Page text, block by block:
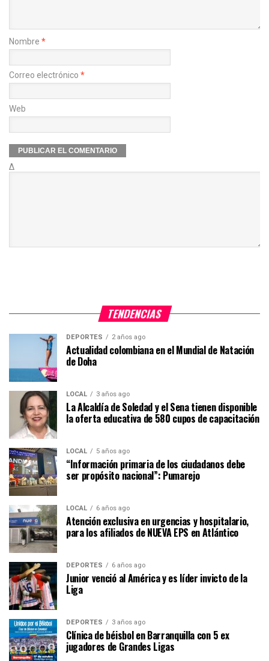
Nombre *
Correo electrónico *
Web
Δ
TENDENCIAS
DEPORTES 2 años ago
Actualidad colombiana en el Mundial de Natación
de Doha
LOCAL 3 años ago
La Alcaldía de Soledad y el Sena tienen disponible
la oferta educativa de 580 cupos de capacitación
LOCAL 5 años ago
“Información primaria de los ciudadanos debe
ser propósito nacional”: Pumarejo
LOCAL 6 años ago
Atención exclusiva en urgencias y hospitalario,
para los afiliados de NUEVA EPS en Atlántico
DEPORTES 6 años ago
Junior venció al América y es líder invicto de la
Liga
DEPORTES 3 años ago
Clínica de béisbol en Barranquilla con 5 ex
jugadores de Grandes Ligas